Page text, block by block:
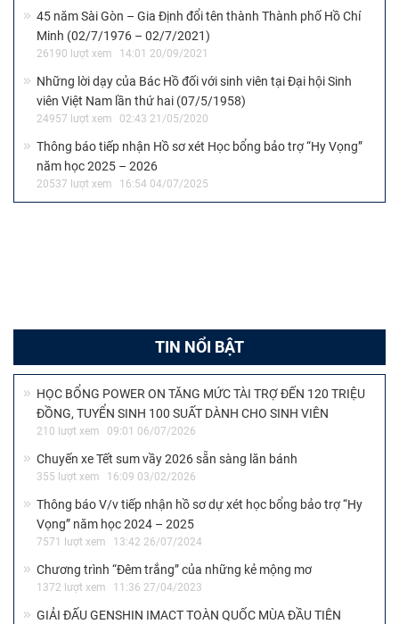
45 năm Sài Gòn – Gia Định đổi tên thành Thành phố Hồ Chí
Minh (02/7/1976 – 02/7/2021)
26190 lượt xem 14:01 20/09/2021
Những lời dạy của Bác Hồ đối với sinh viên tại Đại hội Sinh
viên Việt Nam lần thứ hai (07/5/1958)
24957 lượt xem 02:43 21/05/2020
Thông báo tiếp nhận Hồ sơ xét Học bổng bảo trợ “Hy Vọng”
năm học 2025 – 2026
20537 lượt xem 16:54 04/07/2025
TIN NỔI BẬT
HỌC BỔNG POWER ON TĂNG MỨC TÀI TRỢ ĐẾN 120 TRIỆU
ĐỒNG, TUYỂN SINH 100 SUẤT DÀNH CHO SINH VIÊN
210 lượt xem 09:01 06/07/2026
Chuyến xe Tết sum vầy 2026 sẵn sàng lăn bánh
355 lượt xem 16:09 03/02/2026
Thông báo V/v tiếp nhận hồ sơ dự xét học bổng bảo trợ “Hy
Vọng” năm học 2024 – 2025
7571 lượt xem 13:42 26/07/2024
Chương trình “Đêm trắng” của những kẻ mộng mơ
1372 lượt xem 11:36 27/04/2023
GIẢI ĐẤU GENSHIN IMACT TOÀN QUỐC MÙA ĐẦU TIÊN